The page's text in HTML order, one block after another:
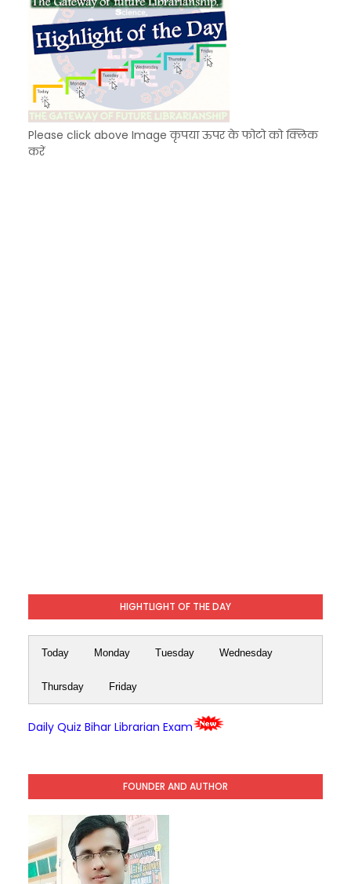
Please click above Image कृपया ऊपर के फोटो को क्लिक
करें
HIGHTLIGHT OF THE DAY
Today Monday Tuesday Wednesday
Thursday Friday
Daily Quiz Bihar Librarian Exam
FOUNDER AND AUTHOR